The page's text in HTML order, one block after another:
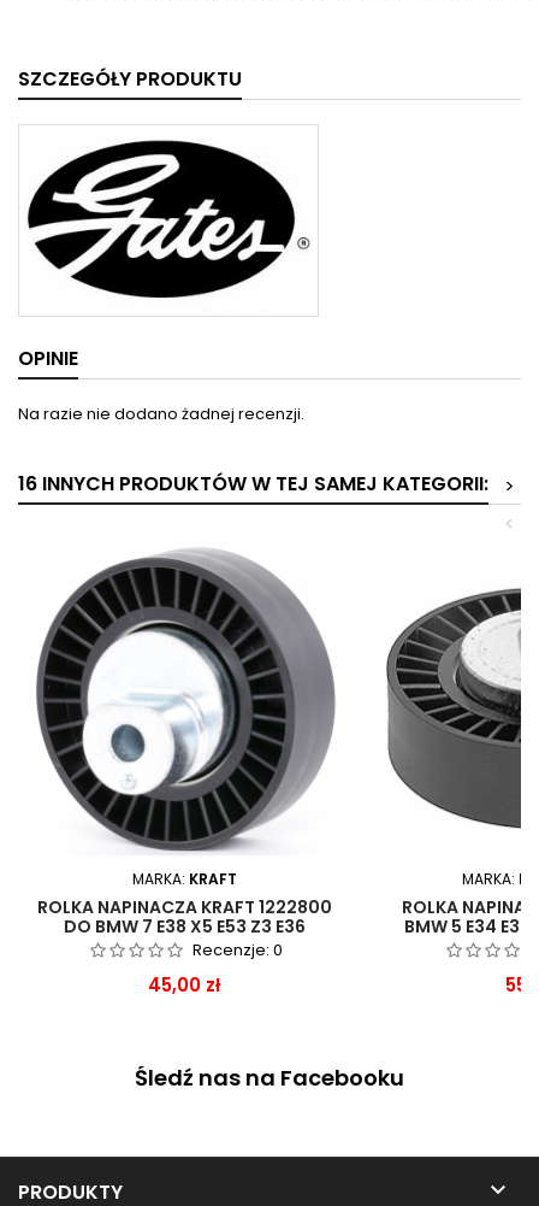
SZCZEGÓŁY PRODUKTU
OPINIE
Na razie nie dodano żadnej recenzji.
16 INNYCH PRODUKTÓW W TEJ SAMEJ KATEGORII:
>
<
MARKA: KRAFT
ROLKA NAPINACZA KRAFT 1222800
DO BMW 7 E38 X5 E53 Z3 E36
Recenzje: 0
Cena
45,00 zł
MARKA:
ROLKA
BMW 5 E34 E39
Śledź nas na Facebooku
PRODUKTY 